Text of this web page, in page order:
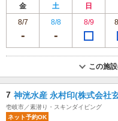
金 土 日
8/7
8/8 8/9
この施
7 神洸水産 永村印(株式会社
壱岐市／素潜り・スキンダイビング
ネット予約OK